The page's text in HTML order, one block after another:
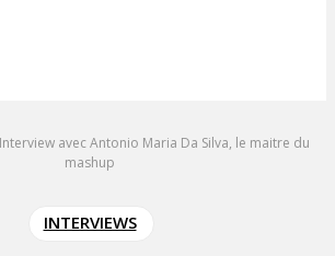
Interview avec Antonio Maria Da Silva, le maitre du
mashup
INTERVIEWS